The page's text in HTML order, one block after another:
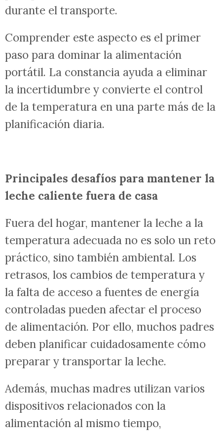
durante el transporte.
Comprender este aspecto es el primer
paso para dominar la alimentación
portátil. La constancia ayuda a eliminar
la incertidumbre y convierte el control
de la temperatura en una parte más de la
planificación diaria.
Principales desafíos para mantener la
leche caliente fuera de casa
Fuera del hogar, mantener la leche a la
temperatura adecuada no es solo un reto
práctico, sino también ambiental. Los
retrasos, los cambios de temperatura y
la falta de acceso a fuentes de energía
controladas pueden afectar el proceso
de alimentación. Por ello, muchos padres
deben planificar cuidadosamente cómo
preparar y transportar la leche.
Además, muchas madres utilizan varios
dispositivos relacionados con la
alimentación al mismo tiempo,